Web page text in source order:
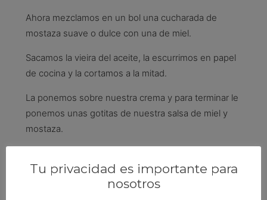
Ahora mezclamos en un bol una cucharada de
mostaza suave o dulce con una de miel.
Sacamos la vieira del aceite, la escurrimos en papel
de cocina y la cortamos a la mitad.
La ponemos sobre nuestra crema y para terminar le
ponemos unas gotitas de nuestra salsa de miel y
mostaza.
Deja una respuesta
Tu privacidad es importante para
nosotros